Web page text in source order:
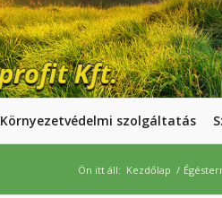
Környezetvédelmi szolgáltatás
Ön itt áll: Kezdőlap /